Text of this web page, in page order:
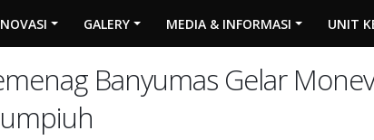
GALERY MEDIA & INFORMASI UNIT
Banyumas Gelar